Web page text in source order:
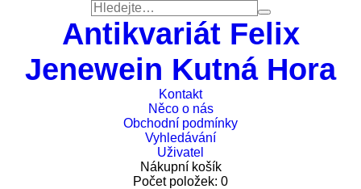
Antikvariát Felix
Jenewein Kutná Hora
Kontakt
Něco o nás
Obchodní podmínky
Vyhledávání
Uživatel
Nákupní košík
Počet položek: 0